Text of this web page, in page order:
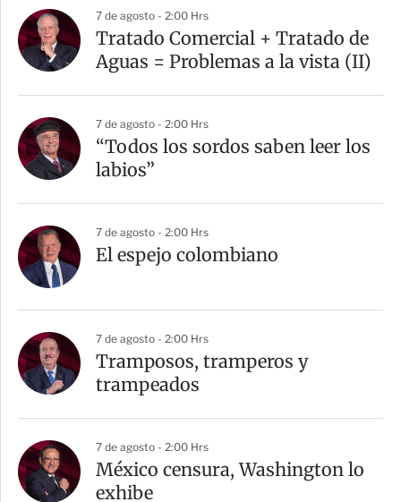
7 de agosto - 2:00 Hrs
Tratado Comercial + Tratado de
Aguas = Problemas a la vista (II)
7 de agosto - 2:00 Hrs
“Todos los sordos saben leer los
labios”
7 de agosto - 2:00 Hrs
El espejo colombiano
7 de agosto - 2:00 Hrs
Tramposos, tramperos y
trampeados
7 de agosto - 2:00 Hrs
México censura, Washington lo
exhibe